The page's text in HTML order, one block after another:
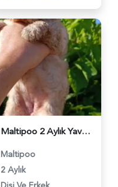
Maltipoo 2 Aylık Yavrularımız Dişi ve Erkek - 5439
Maltipoo
2 Aylık